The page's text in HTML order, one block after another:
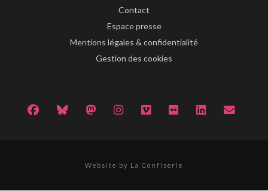
Contact
Espace presse
Mentions légales & confidentialité
Gestion des cookies
Website by La Confiserie